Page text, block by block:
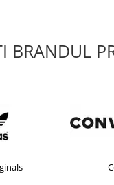
BRANDUL